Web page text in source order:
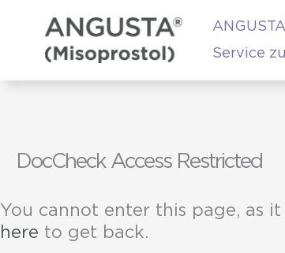
Inhalt
springen
ANGUSTA
Service
DocCheck Access Restricted
You cannot enter this page, as
here to get back.